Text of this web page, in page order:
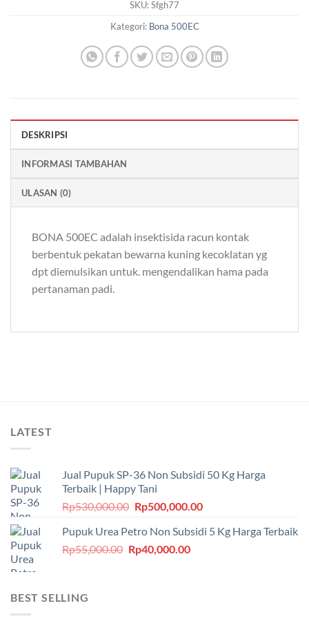
SKU:Sfgh77
Kategori: Bona 500EC
DESKRIPSI
INFORMASI TAMBAHAN
ULASAN (0)
BONA 500EC adalah insektisida racun kontak
berbentuk pekatan bewarna kuning kecoklatan yg
dpt diemulsikan untuk. mengendalikan hama pada
pertanaman padi.
LATEST
Jual Pupuk SP-36 Non Subsidi 50 Kg Harga
Terbaik | Happy Tani
Rp530,000.00 Harga
adalah:
Rp530,000.00.
Rp500,000.00Harga
ini
Pupuk Urea Petro Non Subsidi 5 Kg Harga Terbaik
Rp55,000.00 Harga
Rp40,000.00Harga
BEST SELLING